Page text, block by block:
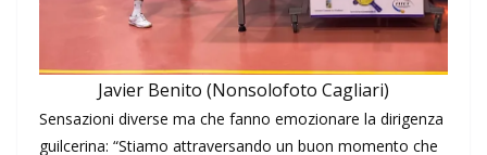
Javier Benito (Nonsolofoto Cagliari)
Sensazioni diverse ma che fanno emozionare la dirigenza
guilcerina: “Stiamo attraversando un buon momento che